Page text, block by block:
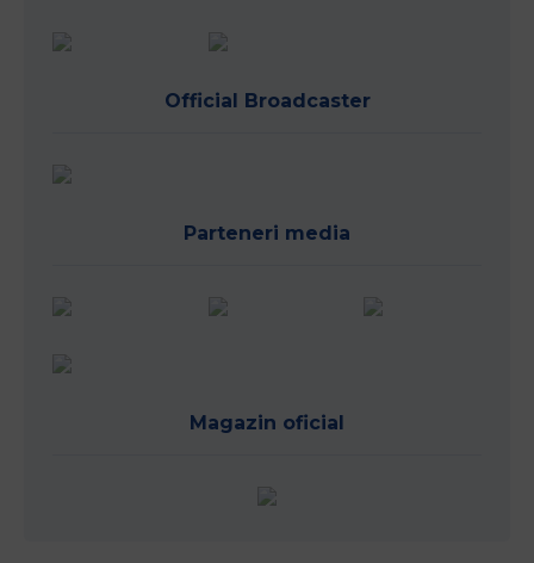
Official Broadcaster
Parteneri media
Magazin oficial